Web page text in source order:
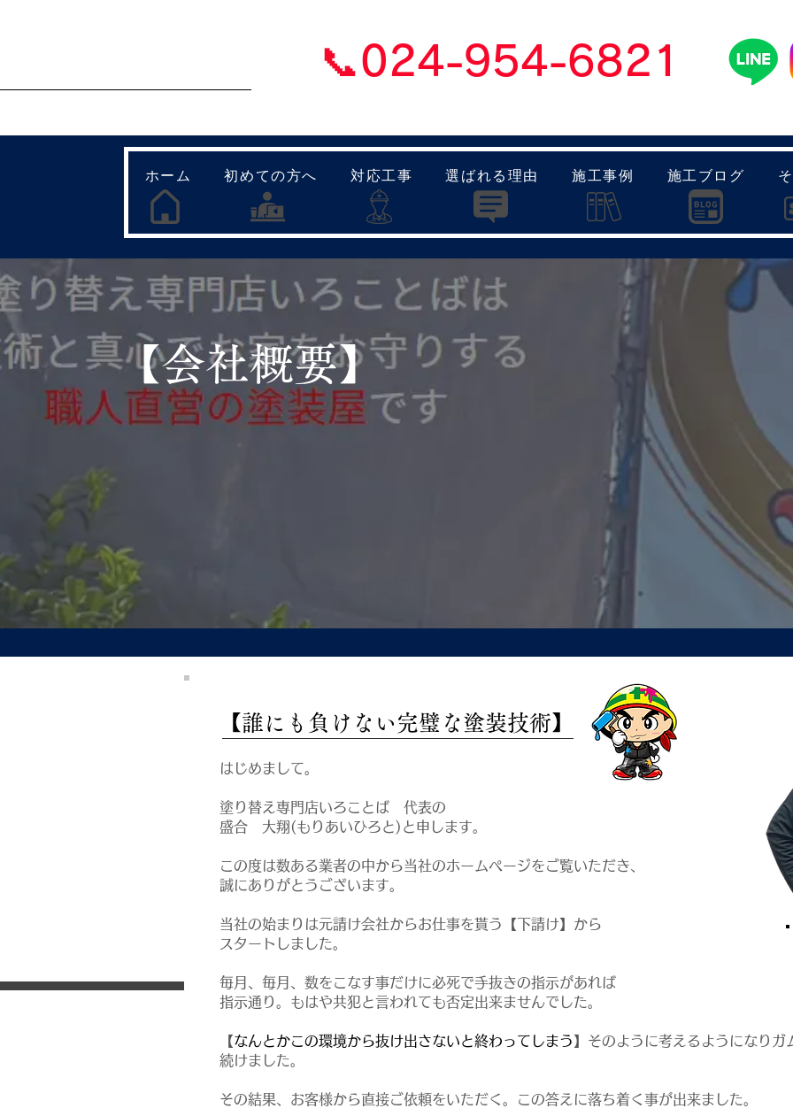
📞024-954-6821
ホーム 初めての方へ 対応工事 選ばれる理由 施工事例 施工ブログ
​【会社概要】
​【誰にも負けない完璧な塗装技術】
はじめまして。
塗り替え専門店いろことば 代表の
​盛合 大翔(もりあいひろと)と申します。
この度は数ある業者の中から当社のホームページをご覧いただき、
誠にありがとうございます。
​当社の始まりは元請け会社からお仕事を貰う【下請け】から
スタートしました。
毎月、毎月、数をこなす事だけに必死で手抜きの指示があれば
指示通り。もはや共犯と言われても否定出来ませんでした。
【なんとかこの環境から抜け出さないと終わってしまう】そのように考えるようになりガ
​続けました。
その結果、お客様から直接ご依頼をいただく。この答えに落ち着く事が出来ました。